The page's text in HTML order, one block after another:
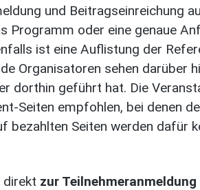
und Beitragseinreichung
Programm oder eine genaue
ist eine Auflistung der
Organisatoren sehen darüber
dorthin geführt hat. Die
Seiten empfohlen, bei denen
bezahlten Seiten werden dafür
direkt zur